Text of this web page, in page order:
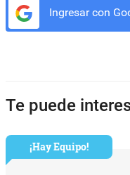
Ingresar con
Te puede
¡Hay Equipo!